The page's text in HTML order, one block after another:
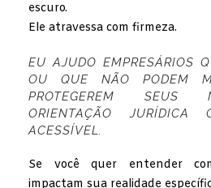
escuro.
Ele atravessa com firmeza.
EU AJUDO EMPRESÁRIOS
OU QUE NÃO PODEM
PROTEGEREM SEUS
ORIENTAÇÃO
ACESSÍVEL.
Se você quer entender
impactam sua realidade